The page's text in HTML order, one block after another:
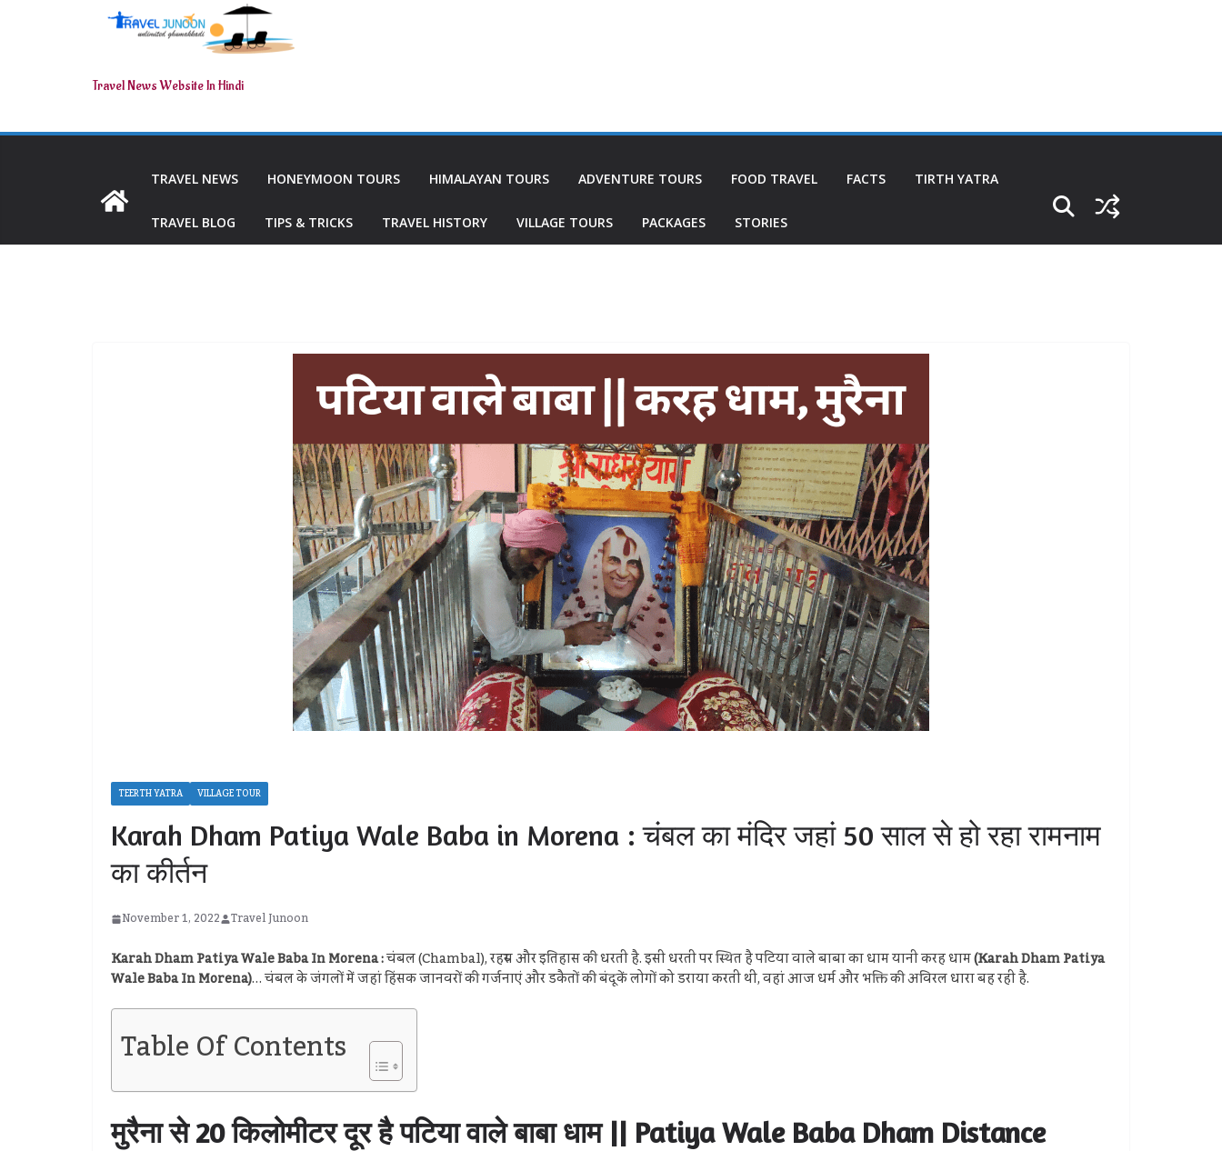
Travel News Website In Hindi
TRAVEL NEWS HONEYMOON TOURS HIMALAYAN TOURS ADVENTURE TOURS FOOD TRAVEL FACTS TIRTH YATRA
TRAVEL BLOG TIPS & TRICKS TRAVEL HISTORY VILLAGE TOURS PACKAGES STORIES
TEERTH YATRA VILLAGE TOUR
Karah Dham Patiya Wale Baba in Morena : चंबल का मंदिर जहां 50 साल से हो रहा रामनाम
का कीर्तन
November 1, 2022 Travel Junoon
Karah Dham Patiya Wale Baba In Morena :चंबल (Chambal), रहस्य और इतिहास की धरती है. इसी धरती पर स्थित है पटिया वाले बाबा का धाम यानी करह धाम(Karah Dham Patiya
Wale Baba In Morena)… चंबल के जंगलों में जहां हिंसक जानवरों की गर्जनाएं और डकैतों की बंदूकें लोगों को डराया करती थीं, वहां आज धर्म और भक्ति की अविरल धारा बह रही है.
Table Of Contents
मुरैना से 20 किलोमीटर दूर है पटिया वाले बाबा धाम || Patiya Wale Baba Dham Distance